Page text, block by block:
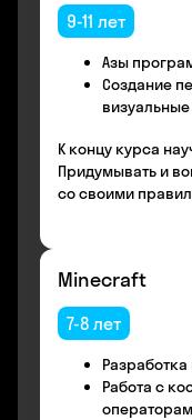
9-11 лет
Азы
Создание
К концу курса
Придумывать и
со своими
Minecraft
7-8 лет
Работа с